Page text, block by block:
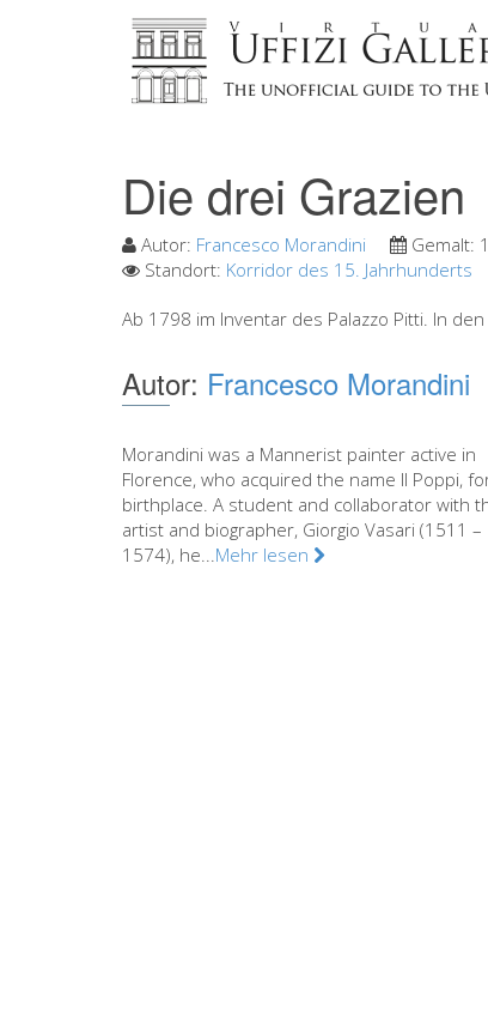
Die drei Grazien
Autor: Francesco Morandini Gemalt:
Standort: Korridor des 15. Jahrhunderts
Ab 1798 im Inventar des Palazzo Pitti. In
Autor: Francesco Morandini
Morandini was a Mannerist painter active in
Florence, who acquired the name Il Poppi,
birthplace. A student and collaborator with
artist and biographer, Giorgio Vasari (1511 –
1574), he...Mehr lesen